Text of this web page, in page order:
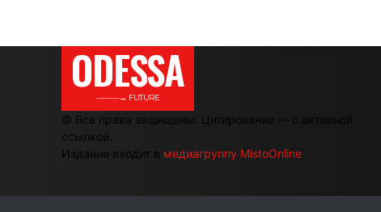
ODESSA
———→ FUTURE
© Все права защищены. Цитирование — с активной
ссылкой.
Издание входит в медиагруппу MistoOnline